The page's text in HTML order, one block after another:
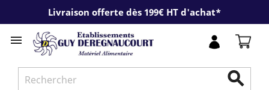
Livraison offerte dès 199€ HT d'achat*

